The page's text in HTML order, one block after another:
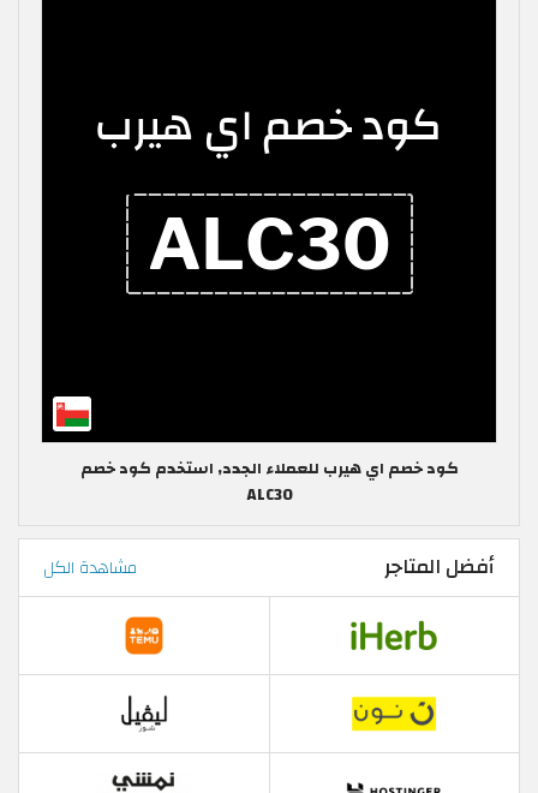
كود خصم اي هيرب للعملاء الجدد, استخدم كود خصم
ALC30
أفضل المتاجر مشاهدة الكل